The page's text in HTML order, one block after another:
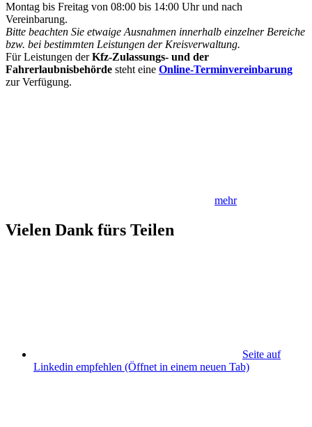
Montag bis Freitag von 08:00 bis 14:00 Uhr und nach
Vereinbarung.
Bitte beachten Sie etwaige Ausnahmen innerhalb einzelner Bereiche
bzw. bei bestimmten Leistungen der Kreisverwaltung.
Für Leistungen derKfz-Zulassungs- und der
Fahrerlaubnisbehörde steht eine Online-Terminvereinbarung
zur Verfügung.
mehr
Vielen Dank fürs Teilen
Seite auf
Linkedin empfehlen (Öffnet in einem neuen Tab)